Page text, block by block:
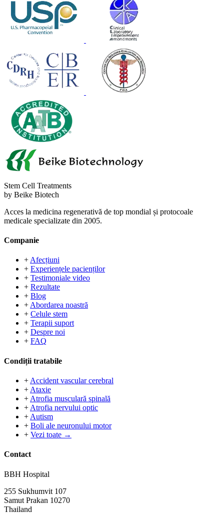
Stem Cell Treatments
by Beike Biotech
Acces la medicina regenerativă de top mondial și protocoale
medicale specializate din 2005.
Companie
+Afecțiuni
+ Experiențele pacienților
+ Testimoniale video
+ Rezultate
+ Blog
+Abordarea noastră
+ Celule stem
+ Terapii suport
+ Despre noi
+ FAQ
Condiții tratabile
+ Accident vascular cerebral
+ Ataxie
+ Atrofia musculară spinală
+ Atrofia nervului optic
+ Autism
+ Boli ale neuronului motor
+ Vezi toate →
Contact
BBH Hospital
255 Sukhumvit 107
Samut Prakan 10270
Thailand